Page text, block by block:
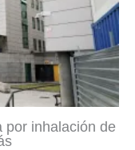
por inhalación de